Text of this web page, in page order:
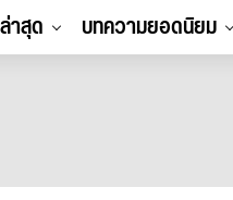
าสุด บทความยอดนิยม